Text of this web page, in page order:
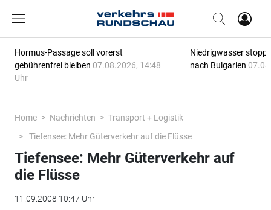
Hormus-Passage soll vorerst
gebührenfrei bleiben 07.08.2026, 14:48
Uhr
Niedrigwasser
nach Bulgarien
Home Nachrichten
Transport + Logistik
Tiefensee: Mehr Güterverkehr auf die Flüsse
Tiefensee: Mehr Güterverkehr auf
die Flüsse
11.09.2008 10:47 Uhr